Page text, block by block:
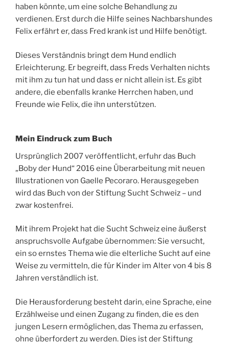
haben könnte, um eine solche Behandlung zu
verdienen. Erst durch die Hilfe seines Nachbarshundes
Felix erfährt er, dass Fred krank ist und Hilfe benötigt.
Dieses Verständnis bringt dem Hund endlich
Erleichterung. Er begreift, dass Freds Verhalten nichts
mit ihm zu tun hat und dass er nicht allein ist. Es gibt
andere, die ebenfalls kranke Herrchen haben, und
Freunde wie Felix, die ihn unterstützen.
Mein Eindruck zum Buch
Ursprünglich 2007 veröffentlicht, erfuhr das Buch
„Boby der Hund“ 2016 eine Überarbeitung mit neuen
Illustrationen von Gaelle Pecoraro. Herausgegeben
wird das Buch von der Stiftung Sucht Schweiz – und
zwar kostenfrei.
Mit ihrem Projekt hat die Sucht Schweiz eine äußerst
anspruchsvolle Aufgabe übernommen: Sie versucht,
ein so ernstes Thema wie die elterliche Sucht auf eine
Weise zu vermitteln, die für Kinder im Alter von 4 bis 8
Jahren verständlich ist.
Die Herausforderung besteht darin, eine Sprache, eine
Erzählweise und einen Zugang zu finden, die es den
jungen Lesern ermöglichen, das Thema zu erfassen,
ohne überfordert zu werden. Dies ist der Stiftung